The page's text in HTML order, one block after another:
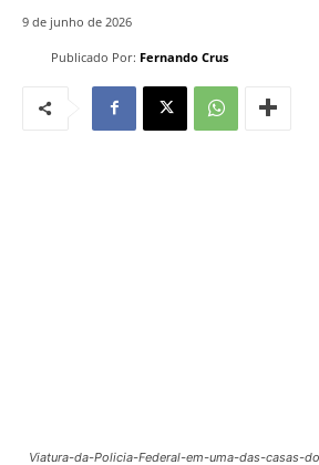
Publicado Por: Fernando Crus
9 de junho de 2026
Viatura-da-Policia-Federal-em-uma-das-casas-